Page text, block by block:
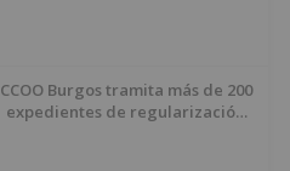
CCOO Burgos tramita más de 200
expedientes de regularización